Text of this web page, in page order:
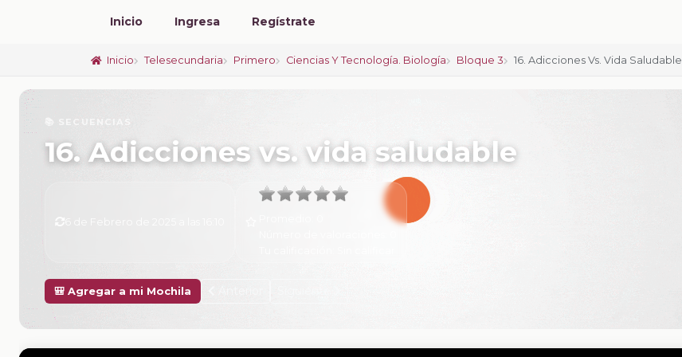
Inicio Ingresa Regístrate
Inicio Telesecundaria Primero Ciencias Y Tecnología. Biología Bloque 3 16. Adicciones Vs. Vida Saludable
📚 SECUENCIAS
16. Adicciones vs. vida saludable
🎒 Agregar a mi Mochila